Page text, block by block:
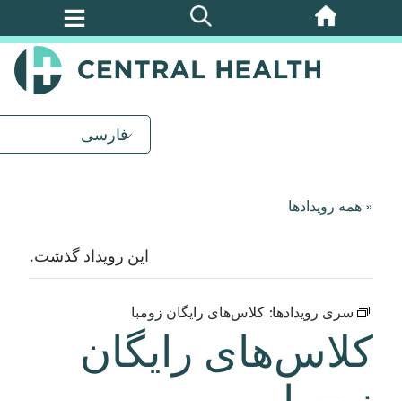
پرش
فارسی
« همه رویدادها
این رویداد گذشت.
سری رویدادها: کلاس‌های رایگان زومبا
کلاس‌های رایگان